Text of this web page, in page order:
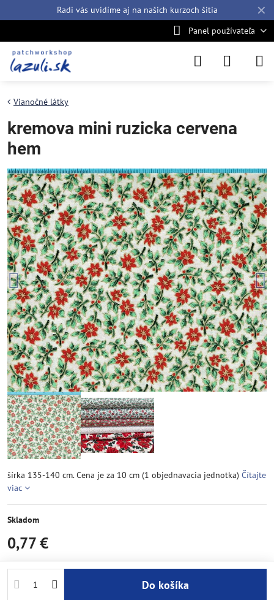
✕
Radi vás uvidíme aj na našich kurzoch šitia
Panel používateľa
Vianočné látky
kremova mini ruzicka cervena
hem
šírka 135-140 cm. Cena je za 10 cm (1 objednavacia jednotka) Čítajte
viac
Skladom
0,77 €
Do košíka